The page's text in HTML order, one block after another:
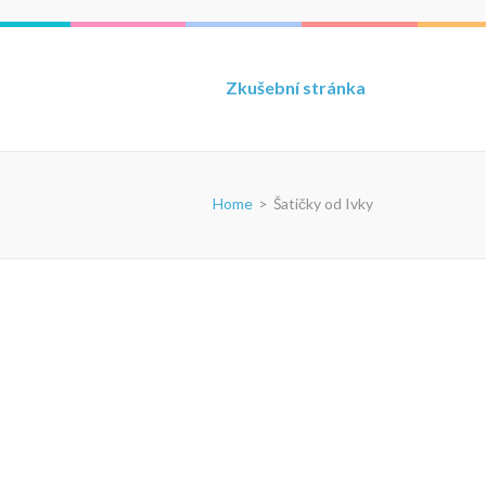
Zkušební stránka
Home > Šatičky od Ivky